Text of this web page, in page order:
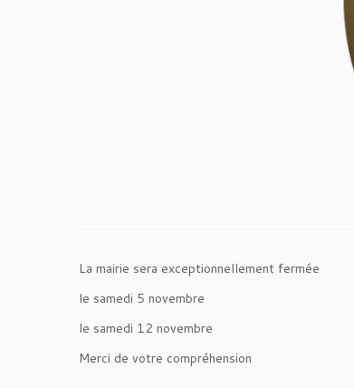
La mairie sera exceptionnellement fermée
le samedi 5 novembre
le samedi 12 novembre
Merci de votre compréhension